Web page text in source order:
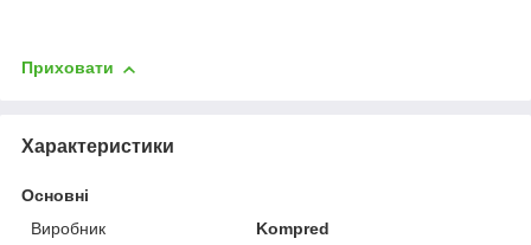
Приховати
Характеристики
Основні
Виробник
Kompred